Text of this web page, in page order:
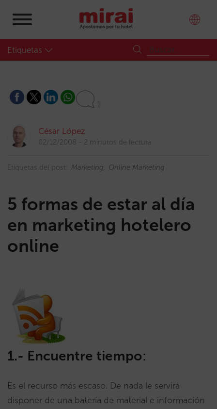
Etiquetas
1
César López
02/12/2008 2 minutos de lectura
Etiquetas del post: Marketing Online Marketing
5 formas de estar al día
en marketing hotelero
online
1.- Encuentre tiempo:
Es el recurso más escaso. De nada le servirá
disponer de una batería de material e información